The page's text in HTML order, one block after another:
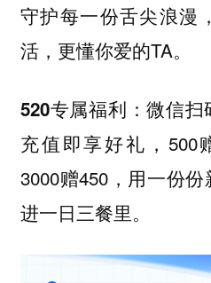
守护每一份舌尖浪漫
活，更懂你爱的TA。
520专属福利：微信扫
充值即享好礼，500
3000赠450，用一份
进一日三餐里。